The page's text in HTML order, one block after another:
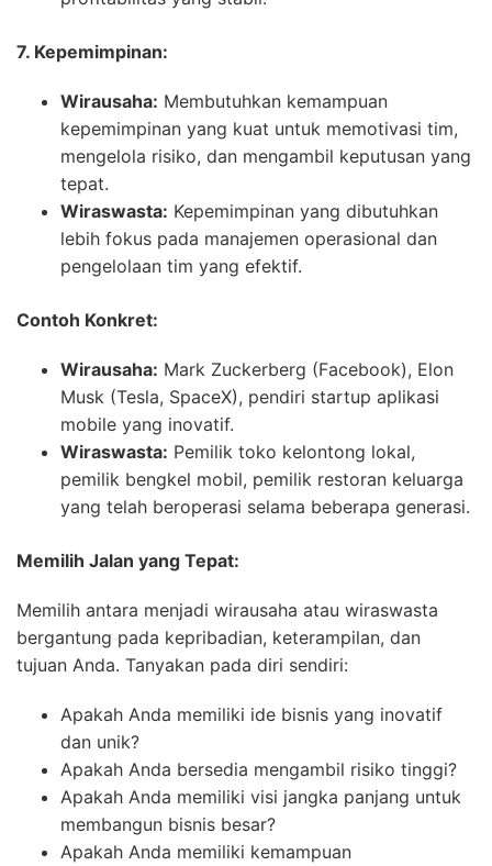
7. Kepemimpinan:
Wirausaha: Membutuhkan kemampuan
kepemimpinan yang kuat untuk memotivasi tim,
mengelola risiko, dan mengambil keputusan yang
tepat.
Wiraswasta: Kepemimpinan yang dibutuhkan
lebih fokus pada manajemen operasional dan
pengelolaan tim yang efektif.
Contoh Konkret:
Wirausaha: Mark Zuckerberg (Facebook), Elon
Musk (Tesla, SpaceX), pendiri startup aplikasi
mobile yang inovatif.
Wiraswasta: Pemilik toko kelontong lokal,
pemilik bengkel mobil, pemilik restoran keluarga
yang telah beroperasi selama beberapa generasi.
Memilih Jalan yang Tepat:
Memilih antara menjadi wirausaha atau wiraswasta
bergantung pada kepribadian, keterampilan, dan
tujuan Anda. Tanyakan pada diri sendiri:
Apakah Anda memiliki ide bisnis yang inovatif
dan unik?
Apakah Anda bersedia mengambil risiko tinggi?
Apakah Anda memiliki visi jangka panjang untuk
membangun bisnis besar?
Apakah Anda memiliki kemampuan